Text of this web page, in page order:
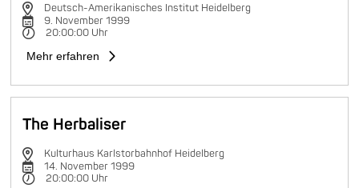
Deutsch-Amerikanisches Institut Heidelberg
9. November 1999
20:00:00 Uhr
Mehr erfahren
The Herbaliser
Kulturhaus Karlstorbahnhof Heidelberg
14. November 1999
20:00:00 Uhr